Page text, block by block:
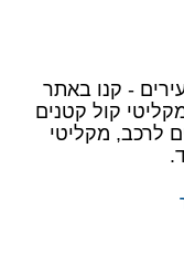
- קנו באתר
קול קטנים
לרכב, מקליטי